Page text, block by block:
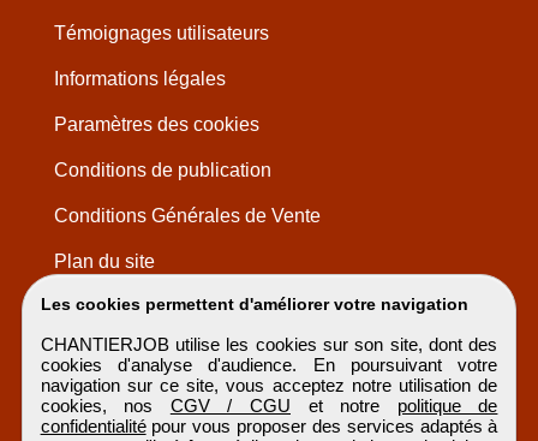
Les cookies permettent d'améliorer votre navigation
CHANTIERJOB utilise les cookies sur son site, dont des
cookies d'analyse d'audience. En poursuivant votre
navigation sur ce site, vous acceptez notre utilisation de
cookies, nos CGV / CGU et notre politique de
confidentialitépour vous proposer des services adaptés à
Témoignages utilisateurs
Informations légales
Paramètres des cookies
Conditions de publication
Conditions Générales de Vente
Plan du site